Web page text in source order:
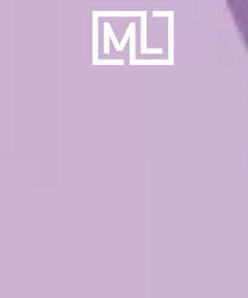
Businesscoach
voor